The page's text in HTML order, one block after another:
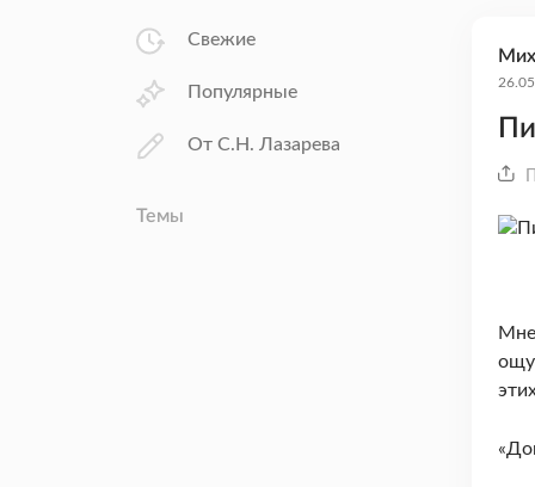
Свежие
Популярные
От С.Н. Лазарева
Темы